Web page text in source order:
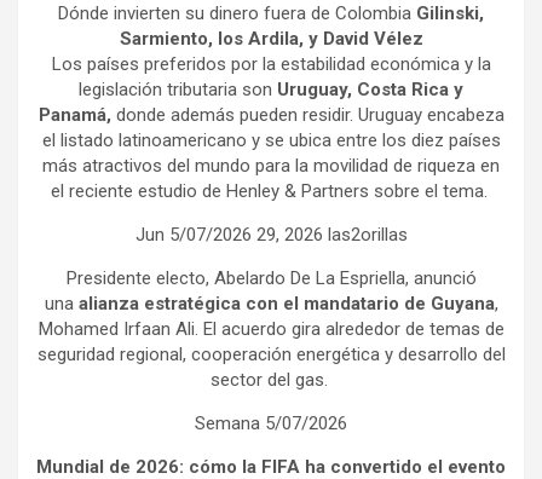
Dónde invierten su dinero fuera de Colombia Gilinski,
Sarmiento, los Ardila, y David Vélez
Los países preferidos por la estabilidad económica y la
legislación tributaria son Uruguay, Costa Rica y
Panamá, donde además pueden residir. Uruguay encabeza
el listado latinoamericano y se ubica entre los diez países
más atractivos del mundo para la movilidad de riqueza en
el reciente estudio de Henley & Partners sobre el tema.
Jun 5/07/2026 29, 2026 las2orillas
Presidente electo, Abelardo De La Espriella, anunció
una alianza estratégica con el mandatario de Guyana,
Mohamed Irfaan Ali. El acuerdo gira alrededor de temas de
seguridad regional, cooperación energética y desarrollo del
sector del gas.
Semana 5/07/2026
Mundial de 2026: cómo la FIFA ha convertido el evento